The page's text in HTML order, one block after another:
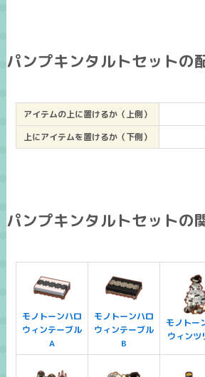
パンプキンタルトセットの
アイテムの上に置けるか（上側）
上にアイテムを置けるか（下側）
パンプキンタルトセットの
モノトーンハロ
ウィンテーブル
A
モノトーンハロ
ウィンテーブル
B
モノトー
ウィンツ